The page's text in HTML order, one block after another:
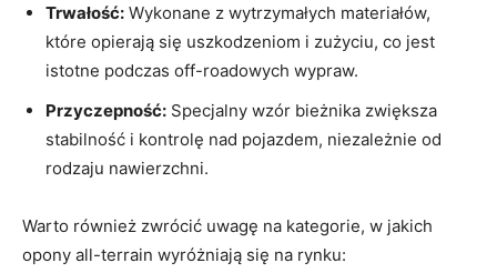
Trwałość: Wykonane z wytrzymałych ⁢materiałów,
które opierają się uszkodzeniom i zużyciu, co jest
istotne podczas⁢ off-roadowych‌ wypraw.
Przyczepność: Specjalny wzór bieżnika zwiększa
stabilność i​ kontrolę nad pojazdem, niezależnie od
rodzaju nawierzchni.
Warto również zwrócić uwagę⁢ na kategorie, w jakich
opony all-terrain wyróżniają się na rynku: